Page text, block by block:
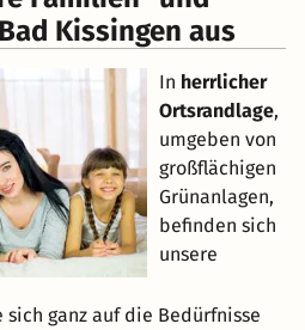
Kissingen aus
In herrlicher
Ortsrandlage,
umgeben von
großflächigen
Grünanlagen,
befinden sich
unsere
ganz auf die Bedürfnisse